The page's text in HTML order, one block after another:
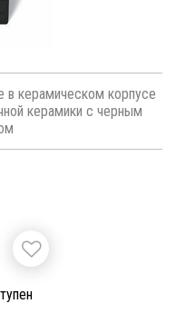
в керамическом корпусе
керамики с черным